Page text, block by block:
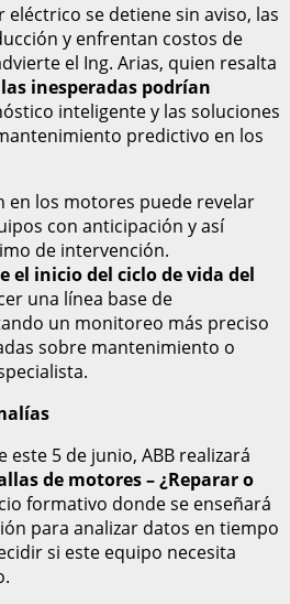
eléctrico se detiene sin aviso, las
y enfrentan costos de
el Ing. Arias, quien resalta
inesperadas podrían
inteligente y las soluciones
predictivo en los
en los motores puede revelar
con anticipación y así
de intervención.
el inicio del ciclo de vida del
una línea base de
un monitoreo más preciso
sobre mantenimiento o
este 5 de junio, ABB realizará
de motores – ¿Reparar o
formativo donde se enseñará
para analizar datos en tiempo
si este equipo necesita